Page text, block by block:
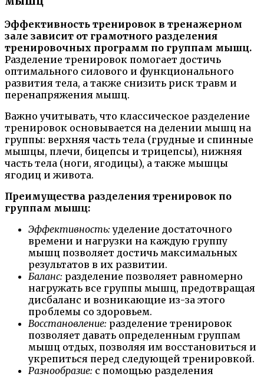
Эффективность тренировок в тренажерном
зале зависит от грамотного разделения
тренировочных программ по группам мышц.
Разделение тренировок помогает достичь
оптимального силового и функционального
развития тела, а также снизить риск травм и
перенапряжения мышц.
Важно учитывать, что классическое разделение
тренировок основывается на делении мышц на
группы: верхняя часть тела (грудные и спинные
мышцы, плечи, бицепсы и трицепсы), нижняя
часть тела (ноги, ягодицы), а также мышцы
ягодиц и живота.
Преимущества разделения тренировок по
группам мышц:
Эффективность: уделение достаточного
времени и нагрузки на каждую группу
мышц позволяет достичь максимальных
результатов в их развитии.
Баланс: разделение позволяет равномерно
нагружать все группы мышц, предотвращая
дисбаланс и возникающие из-за этого
проблемы со здоровьем.
Восстановление: разделение тренировок
позволяет давать определенным группам
мышц отдых, позволяя им восстановиться и
укрепиться перед следующей тренировкой.
Разнообразие: с помощью разделения